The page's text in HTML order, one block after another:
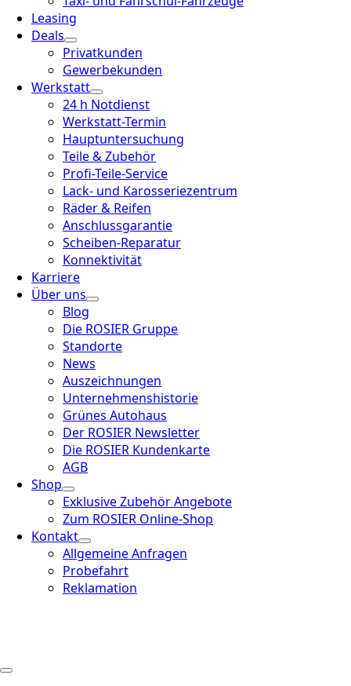
Leasing
Deals
Privatkunden
Gewerbekunden
Werkstatt
24 h Notdienst
Werkstatt-Termin
Hauptuntersuchung
Teile & Zubehör
Profi-Teile-Service
Lack- und Karosseriezentrum
Räder & Reifen
Anschlussgarantie
Scheiben-Reparatur
Konnektivität
Karriere
Über uns
Blog
Die ROSIER Gruppe
Standorte
News
Auszeichnungen
Unternehmenshistorie
Grünes Autohaus
Der ROSIER Newsletter
Die ROSIER Kundenkarte
AGB
Shop
Exklusive Zubehör Angebote
Zum ROSIER Online-Shop
Kontakt
Allgemeine Anfragen
Probefahrt
Reklamation